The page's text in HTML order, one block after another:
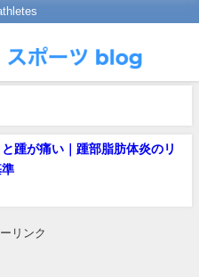
と踵が痛い｜踵部脂肪体炎のリ
リンク